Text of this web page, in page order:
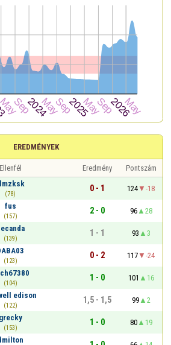
EREDMÉNYEK
Ellenfél Eredmény
Pontszám
(78)
0 - 1 124
-18
fus
(157)
2 - 0 96
28
(139)
1 - 1 93
3
(123)
0 - 2 117
-24
(104)
1 - 0 101
16
edison
(122)
1,5 - 1,5 99
2
grecky
(153)
1 - 0 80
19